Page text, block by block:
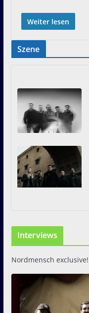
Weiter lesen
Szene
Interviews
Nordmensch exclusive!